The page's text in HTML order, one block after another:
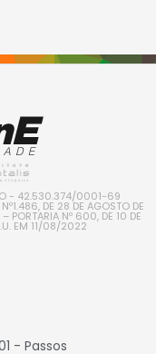
- 42.530.374/0001-69
DE 28 DE AGOSTO DE
PORTARIA Nº 600, DE 10 DE
EM 11/08/2022
- Passos